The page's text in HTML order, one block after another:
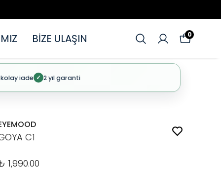
BİZE ULAŞIN 0
kolay iade ✓ 2 yıl garanti
C1
1,990.00